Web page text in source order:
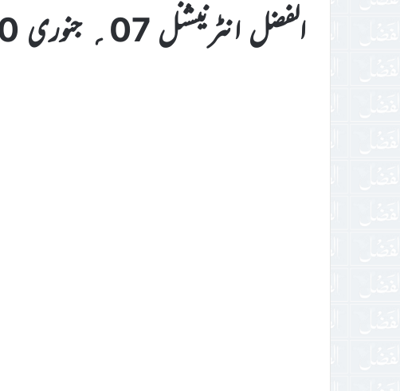
الفضل انٹرنیشنل 07؍ جنوری 2020ء